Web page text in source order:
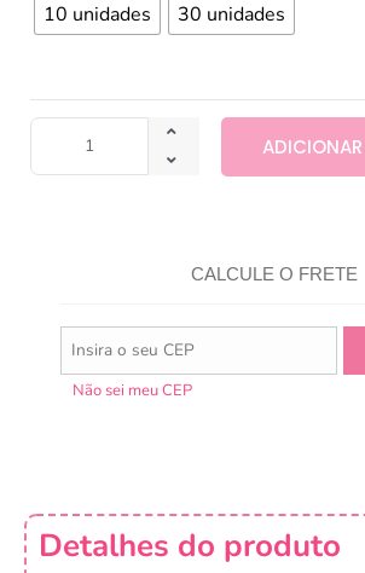
10 unidades 30 unidades
ADICIONAR
CALCULE O FRETE
Não sei meu CEP
Detalhes do produto